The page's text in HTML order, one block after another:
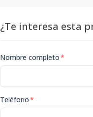
¿Te interesa esta
Nombre completo*
Teléfono*